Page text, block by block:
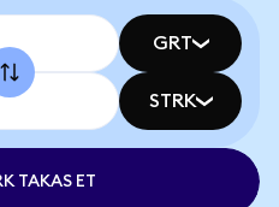
GRT
STRK
TAKAS ET